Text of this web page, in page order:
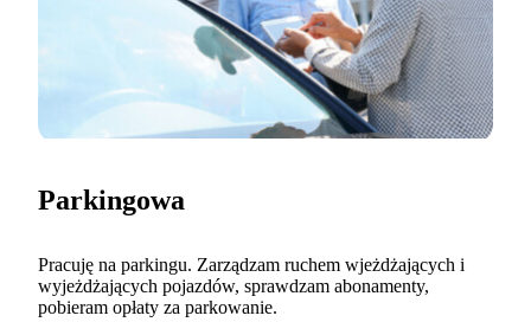
Parkingowa
Pracuję na parkingu. Zarządzam ruchem wjeżdżających i
wyjeżdżających pojazdów, sprawdzam abonamenty,
pobieram opłaty za parkowanie.